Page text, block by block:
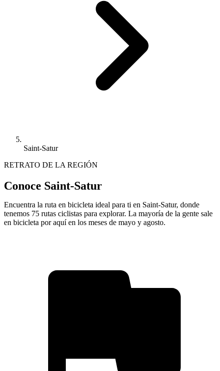
Saint-Satur
RETRATO DE LA REGIÓN
Conoce Saint-Satur
Encuentra la ruta en bicicleta ideal para ti en Saint-Satur, donde
tenemos 75 rutas ciclistas para explorar. La mayoría de la gente sale
en bicicleta por aquí en los meses de mayo y agosto.